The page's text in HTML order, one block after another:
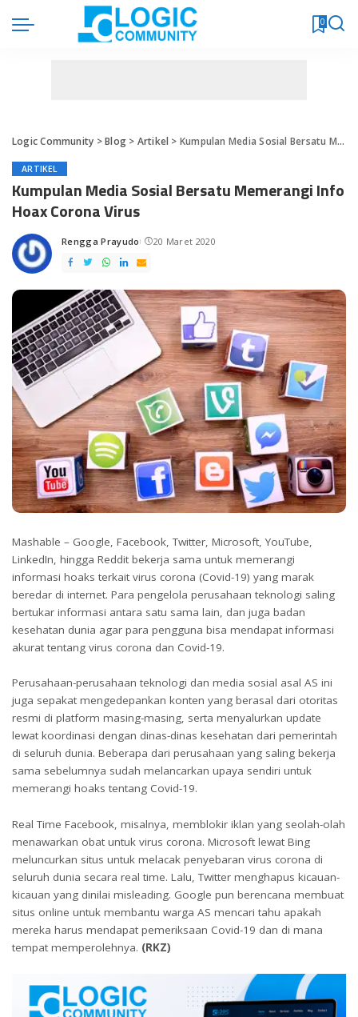
0
Logic Community >Blog> Artikel > Kumpulan Media Sosial Bersatu Memerangi Info Hoax Corona Virus
ARTIKEL
Kumpulan Media Sosial Bersatu Memerangi Info
Hoax Corona Virus
Posted
by
Rengga Prayudo 20 Maret 2020
Mashable – Google, Facebook, Twitter, Microsoft, YouTube,
LinkedIn, hingga Reddit bekerja sama untuk memerangi
informasi hoaks terkait virus corona (Covid-19) yang marak
beredar di internet. Para pengelola perusahaan teknologi saling
bertukar informasi antara satu sama lain, dan juga badan
kesehatan dunia agar para pengguna bisa mendapat informasi
akurat tentang virus corona dan Covid-19.
Perusahaan-perusahaan teknologi dan media sosial asal AS ini
juga sepakat mengedepankan konten yang berasal dari otoritas
resmi di platform masing-masing, serta menyalurkan update
lewat koordinasi dengan dinas-dinas kesehatan dari pemerintah
di seluruh dunia. Beberapa dari perusahaan yang saling bekerja
sama sebelumnya sudah melancarkan upaya sendiri untuk
memerangi hoaks tentang Covid-19.
Real Time Facebook, misalnya, memblokir iklan yang seolah-olah
menawarkan obat untuk virus corona. Microsoft lewat Bing
meluncurkan situs untuk melacak penyebaran virus corona di
seluruh dunia secara real time. Lalu, Twitter menghapus kicauan-
kicauan yang dinilai misleading. Google pun berencana membuat
situs online untuk membantu warga AS mencari tahu apakah
mereka harus mendapat pemeriksaan Covid-19 dan di mana
tempat memperolehnya. (RKZ)